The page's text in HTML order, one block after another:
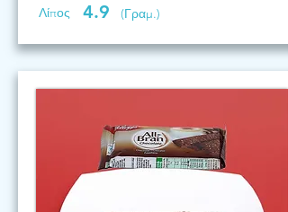
Λίπος
4.9 (Γραμ.)